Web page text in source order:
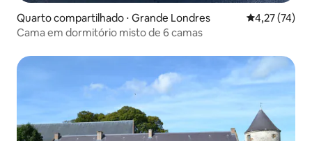
Quarto compartilhado ⋅ Grande Londres 4,27 de uma
4,27 (74)
Cama em dormitório misto de 6 camas